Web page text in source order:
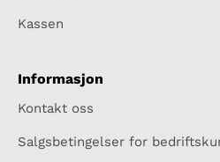
Kassen
Informasjon
Kontakt oss
Salgsbetingelser for